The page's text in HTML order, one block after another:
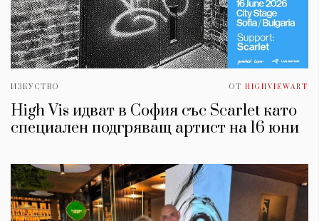
ИЗКУСТВО ОТ HIGHVIEWART
High Vis идват в София със Scarlet като
специален подгряващ артист на 16 юни